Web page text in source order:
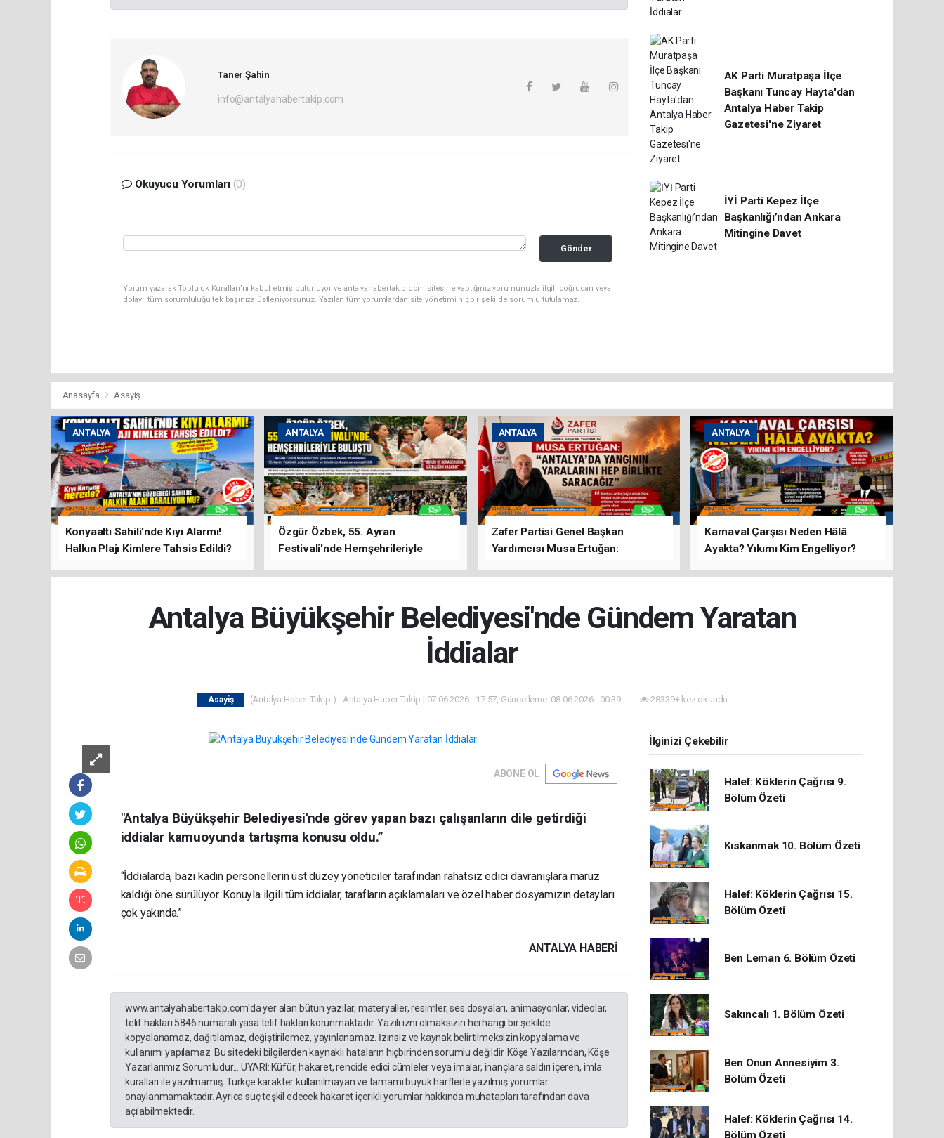
Taner Şahin
info@antalyahabertakip.com
Okuyucu Yorumları (0)
Gönder
Yorum yazarak Topluluk Kuralları’nı kabul etmiş bulunuyor ve antalyahabertakip.com sitesine yaptığınız yorumunuzla ilgili doğrudan veya
dolaylı tüm sorumluluğu tek başınıza üstleniyorsunuz. Yazılan tüm yorumlardan site yönetimi hiçbir şekilde sorumlu tutulamaz.
AK Parti Muratpaşa İlçe
Başkanı Tuncay Hayta'dan
Antalya Haber Takip
Gazetesi'ne Ziyaret
İYİ Parti Kepez İlçe
Başkanlığı’ndan Ankara
Mitingine Davet
Anasayfa Asayiş
ANTALYA
Konyaaltı Sahili'nde Kıyı Alarmı!
Halkın Plajı Kimlere Tahsis Edildi?
ANTALYA
Özgür Özbek, 55. Ayran
Festivali'nde Hemşehrileriyle
ANTALYA
Zafer Partisi Genel Başkan
Yardımcısı Musa Ertuğan:
ANTALYA
Karnaval Çarşısı Neden Hâlâ
Ayakta? Yıkımı Kim Engelliyor?
Antalya Büyükşehir Belediyesi'nde Gündem Yaratan
İddialar
Asayiş (Antalya Haber Takip ) - Antalya Haber Takip | 07.06.2026 - 17:57, Güncelleme: 08.06.2026 - 00:39 28339+ kez okundu.
ABONE OL
"Antalya Büyükşehir Belediyesi'nde görev yapan bazı çalışanların dile getirdiği
iddialar kamuoyunda tartışma konusu oldu.”
“İddialarda, bazı kadın personellerin üst düzey yöneticiler tarafından rahatsız edici davranışlara maruz
kaldığı öne sürülüyor. Konuyla ilgili tüm iddialar, tarafların açıklamaları ve özel haber dosyamızın detayları
çok yakında.”
ANTALYA HABERİ
www.antalyahabertakip.com'da yer alan bütün yazılar, materyaller, resimler, ses dosyaları, animasyonlar, videolar,
telif hakları 5846 numaralı yasa telif hakları korunmaktadır. Yazılı izni olmaksızın herhangi bir şekilde
kopyalanamaz, dağıtılamaz, değiştirilemez, yayınlanamaz. İzinsiz ve kaynak belirtilmeksizin kopyalama ve
kullanımı yapılamaz. Bu sitedeki bilgilerden kaynaklı hataların hiçbirinden sorumlu değildir. Köşe Yazılarından, Köşe
Yazarlarımız Sorumludur... UYARI: Küfür, hakaret, rencide edici cümleler veya imalar, inançlara saldırı içeren, imla
kuralları ile yazılmamış, Türkçe karakter kullanılmayan ve tamamı büyük harflerle yazılmış yorumlar
onaylanmamaktadır. Ayrıca suç teşkil edecek hakaret içerikli yorumlar hakkında muhatapları tarafından dava
açılabilmektedir.
İlginizi Çekebilir
Halef: Köklerin Çağrısı 9.
Bölüm Özeti
Kıskanmak 10. Bölüm Özeti
Halef: Köklerin Çağrısı 15.
Bölüm Özeti
Ben Leman 6. Bölüm Özeti
Sakıncalı 1. Bölüm Özeti
Ben Onun Annesiyim 3.
Bölüm Özeti
Halef: Köklerin Çağrısı 14.
Bölüm Özeti